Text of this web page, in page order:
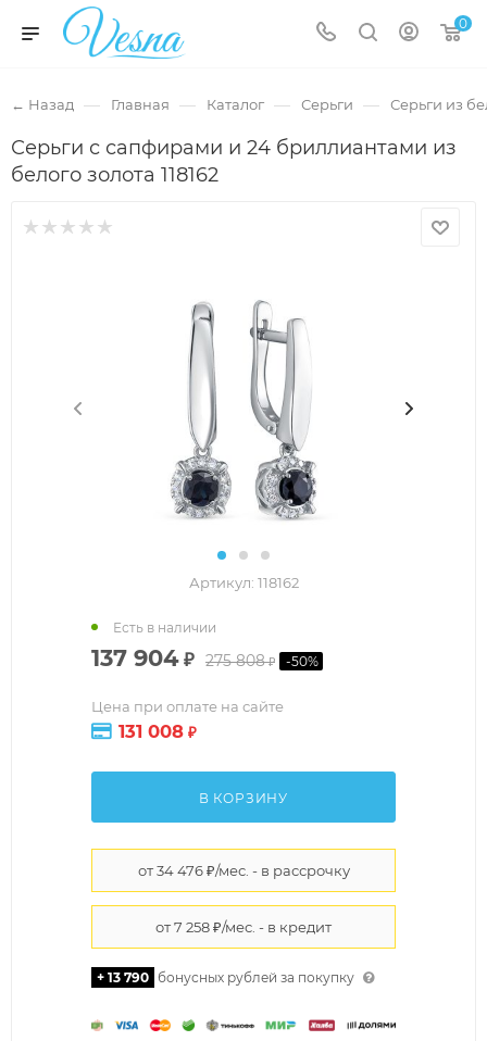
0
← Назад — Главная — Каталог — Серьги — Серьги из
Серьги с сапфирами и 24 бриллиантами из
белого золота 118162
Артикул: 118162
137 904₽ 275 808₽ -50%
Цена при оплате на сайте
131 008 ₽
Есть в наличии
В КОРЗИНУ
+ 13 790 бонусных рублей за покупку